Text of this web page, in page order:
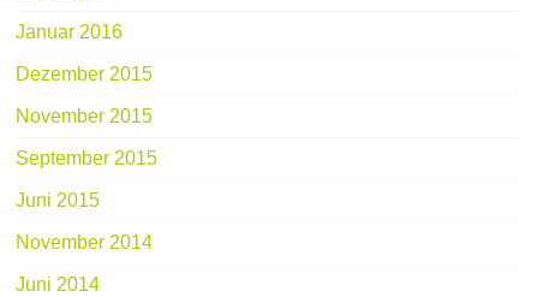
Januar 2016
Dezember 2015
November 2015
September 2015
Juni 2015
November 2014
Juni 2014